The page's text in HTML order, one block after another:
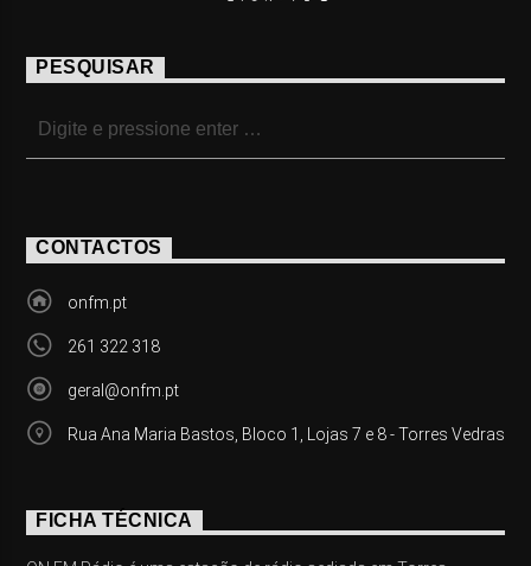
PESQUISAR
CONTACTOS
onfm.pt
261 322 318
geral@onfm.pt
Rua Ana Maria Bastos, Bloco 1, Lojas 7 e 8 - Torres Vedras
FICHA TÉCNICA